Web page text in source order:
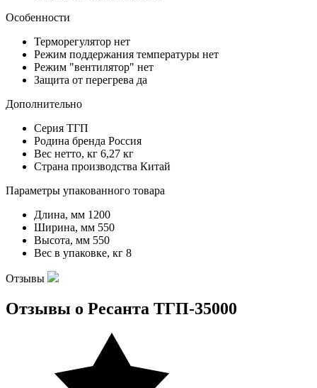
Особенности
Терморегулятор нет
Режим поддержания температуры нет
Режим "вентилятор" нет
Защита от перегрева да
Дополнительно
Серия ТГП
Родина бренда Россия
Вес нетто, кг 6,27 кг
Страна производства Китай
Параметры упакованного товара
Длина, мм 1200
Ширина, мм 550
Высота, мм 550
Вес в упаковке, кг 8
Отзывы
Отзывы о Ресанта ТГП-35000